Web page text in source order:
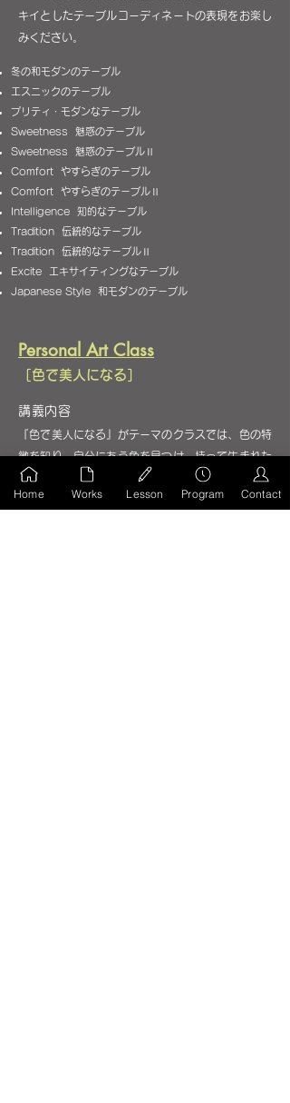
キイとしたテーブルコーディネートの表現をお楽し
みください。
冬の和モダンのテーブル
エスニックのテーブル
プリティ・モダンなテーブル
Sweetness 魅惑のテーブル
Sweetness 魅惑のテーブルⅡ
Comfort やすらぎのテーブル
Comfort やすらぎのテーブルⅡ
Intelligence 知的なテーブル
Tradition 伝統的なテーブル
Tradition 伝統的なテーブルⅡ
Excite エキサイティングなテーブル
Japanese Style 和モダンのテーブル
Personal Art Class
［色で美人になる］
講義内容
『色で美人になる』がテーマのクラスでは、色の特
徴を知り、自分にあう色を見つけ、持って生まれた
魅力をより一層素敵に表現することを学びます。加
えて、ゲストにお迎えする方を想い、その方にあっ
Home Works Lesson Program Contact